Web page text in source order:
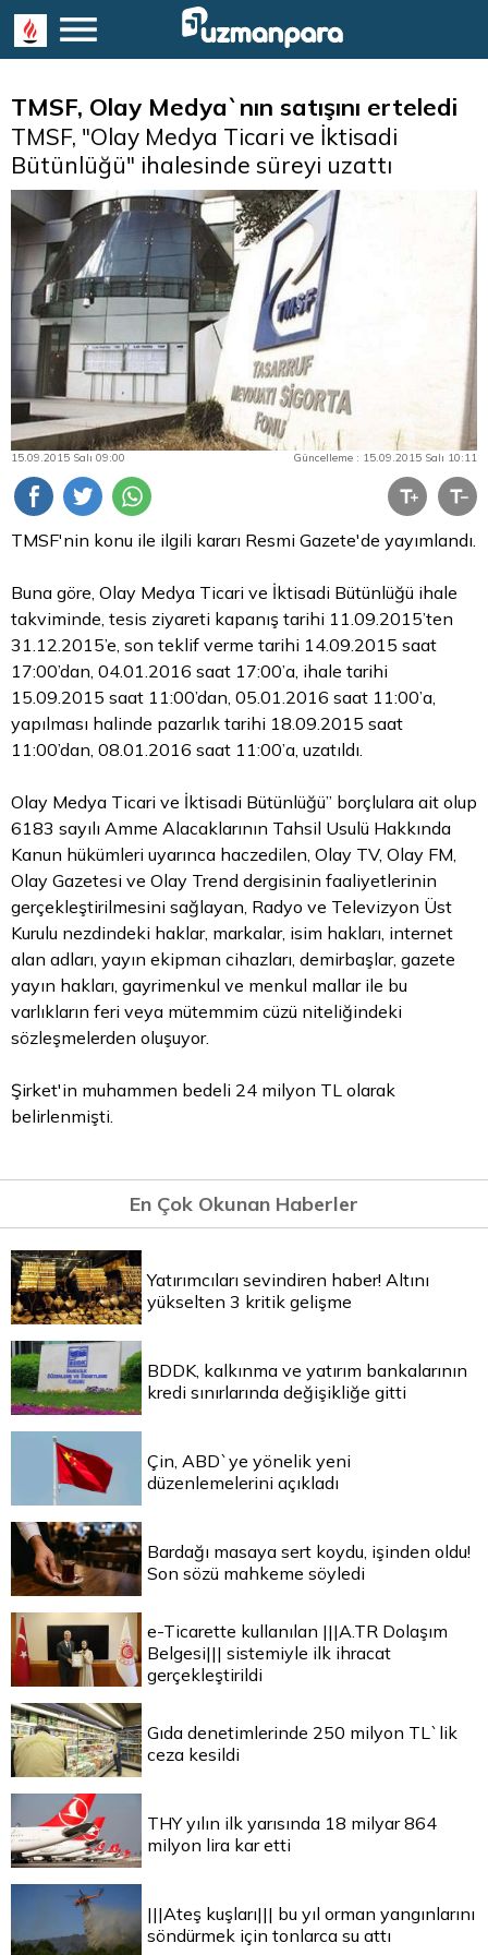
TMSF, Olay Medya`nın satışını erteledi
TMSF, "Olay Medya Ticari ve İktisadi
Bütünlüğü" ihalesinde süreyi uzattı
15.09.2015 Salı 09:00 Güncelleme : 15.09.2015 Salı 10:11
TMSF'nin konu ile ilgili kararı Resmi Gazete'de yayımlandı.
Buna göre, Olay Medya Ticari ve İktisadi Bütünlüğü ihale
takviminde, tesis ziyareti kapanış tarihi 11.09.2015’ten
31.12.2015’e, son teklif verme tarihi 14.09.2015 saat
17:00’dan, 04.01.2016 saat 17:00’a, ihale tarihi
15.09.2015 saat 11:00’dan, 05.01.2016 saat 11:00’a,
yapılması halinde pazarlık tarihi 18.09.2015 saat
11:00’dan, 08.01.2016 saat 11:00’a, uzatıldı.
Olay Medya Ticari ve İktisadi Bütünlüğü” borçlulara ait olup
6183 sayılı Amme Alacaklarının Tahsil Usulü Hakkında
Kanun hükümleri uyarınca haczedilen, Olay TV, Olay FM,
Olay Gazetesi ve Olay Trend dergisinin faaliyetlerinin
gerçekleştirilmesini sağlayan, Radyo ve Televizyon Üst
Kurulu nezdindeki haklar, markalar, isim hakları, internet
alan adları, yayın ekipman cihazları, demirbaşlar, gazete
yayın hakları, gayrimenkul ve menkul mallar ile bu
varlıkların feri veya mütemmim cüzü niteliğindeki
sözleşmelerden oluşuyor.
Şirket'in muhammen bedeli 24 milyon TL olarak
belirlenmişti.
En Çok Okunan Haberler
Yatırımcıları sevindiren haber! Altını
yükselten 3 kritik gelişme
BDDK, kalkınma ve yatırım bankalarının
kredi sınırlarında değişikliğe gitti
Çin, ABD`ye yönelik yeni
düzenlemelerini açıkladı
Bardağı masaya sert koydu, işinden oldu!
Son sözü mahkeme söyledi
e-Ticarette kullanılan |||A.TR Dolaşım
Belgesi||| sistemiyle ilk ihracat
gerçekleştirildi
Gıda denetimlerinde 250 milyon TL`lik
ceza kesildi
THY yılın ilk yarısında 18 milyar 864
milyon lira kar etti
|||Ateş kuşları||| bu yıl orman yangınlarını
söndürmek için tonlarca su attı